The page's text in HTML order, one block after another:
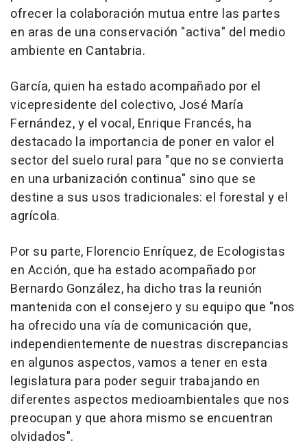
ofrecer la colaboración mutua entre las partes
en aras de una conservación "activa" del medio
ambiente en Cantabria.
García, quien ha estado acompañado por el
vicepresidente del colectivo, José María
Fernández, y el vocal, Enrique Francés, ha
destacado la importancia de poner en valor el
sector del suelo rural para "que no se convierta
en una urbanización continua" sino que se
destine a sus usos tradicionales: el forestal y el
agrícola.
Por su parte, Florencio Enríquez, de Ecologistas
en Acción, que ha estado acompañado por
Bernardo González, ha dicho tras la reunión
mantenida con el consejero y su equipo que "nos
ha ofrecido una vía de comunicación que,
independientemente de nuestras discrepancias
en algunos aspectos, vamos a tener en esta
legislatura para poder seguir trabajando en
diferentes aspectos medioambientales que nos
preocupan y que ahora mismo se encuentran
olvidados".